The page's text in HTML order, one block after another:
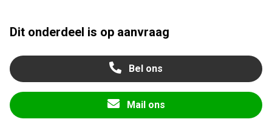
Dit onderdeel is op aanvraag
Bel ons
Mail ons